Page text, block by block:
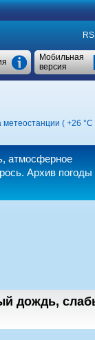
Мобильная
версия
метеостанции ( +26 °C
атмосферное
Архив погоды
дождь,